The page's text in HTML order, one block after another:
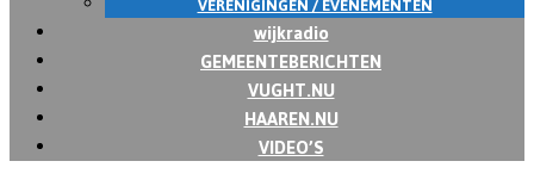
wijkradio
GEMEENTEBERICHTEN
VUGHT.NU
HAAREN.NU
VIDEO’S